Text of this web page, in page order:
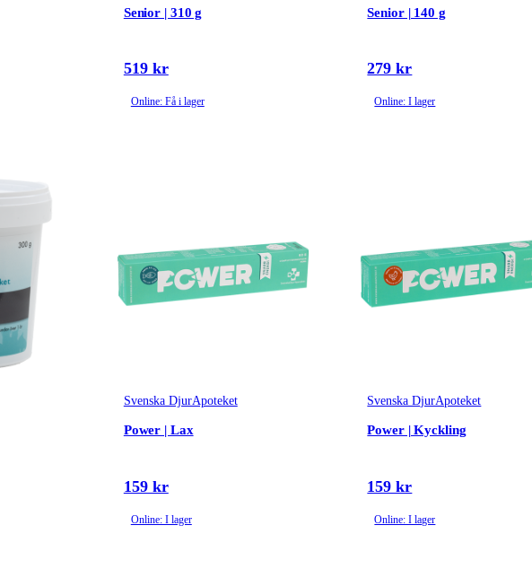
Senior | 310 g
519 kr
Online: Få i lager
Senior | 140 g
279 kr
Online: I lager
Svenska DjurApoteket
Power | Lax
159 kr
Online: I lager
Svenska DjurApoteket
Power | Kyckling
159 kr
Online: I lager